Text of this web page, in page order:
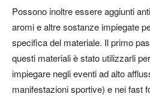
Possono inoltre essere aggiunti
aromi e altre sostanze impiegate
specifica del materiale. Il primo
questi materiali è stato utilizzarli
impiegare negli eventi ad alto
manifestazioni sportive) e nei fast